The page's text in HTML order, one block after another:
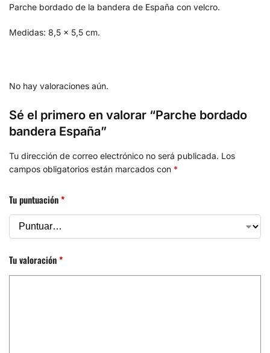
Parche bordado de la bandera de España con velcro.
Medidas: 8,5 x 5,5 cm.
No hay valoraciones aún.
Sé el primero en valorar “Parche bordado
bandera España”
Tu dirección de correo electrónico no será publicada. Los
campos obligatorios están marcados con *
Tu puntuación*
Tu valoración*